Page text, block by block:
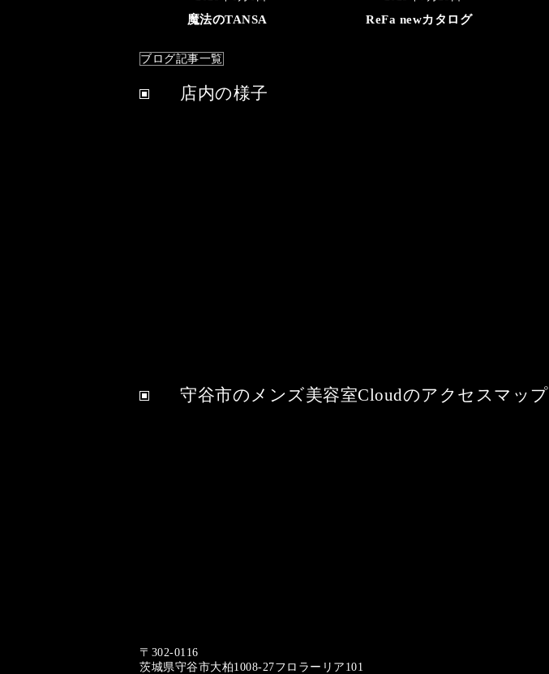
魔法のTANSA ReFa newカタログ
ブログ記事一覧
店内の様子
守谷市のメンズ美容室Cloudのアクセスマップ
〒302-0116
茨城県守谷市大柏1008-27フロラーリア101